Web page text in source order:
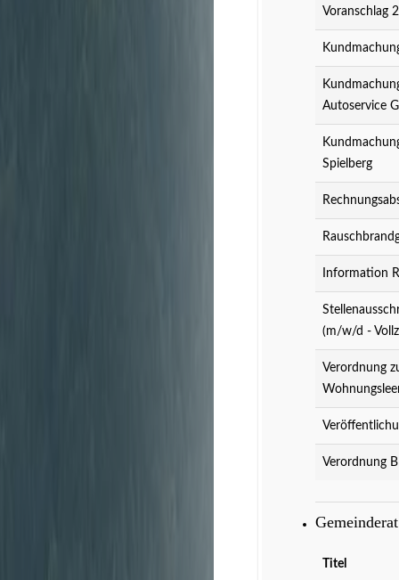
Voranschlag
Autoservice
Spielberg
Information
(m/w/d -
Verordnung
Verordnung
Titel